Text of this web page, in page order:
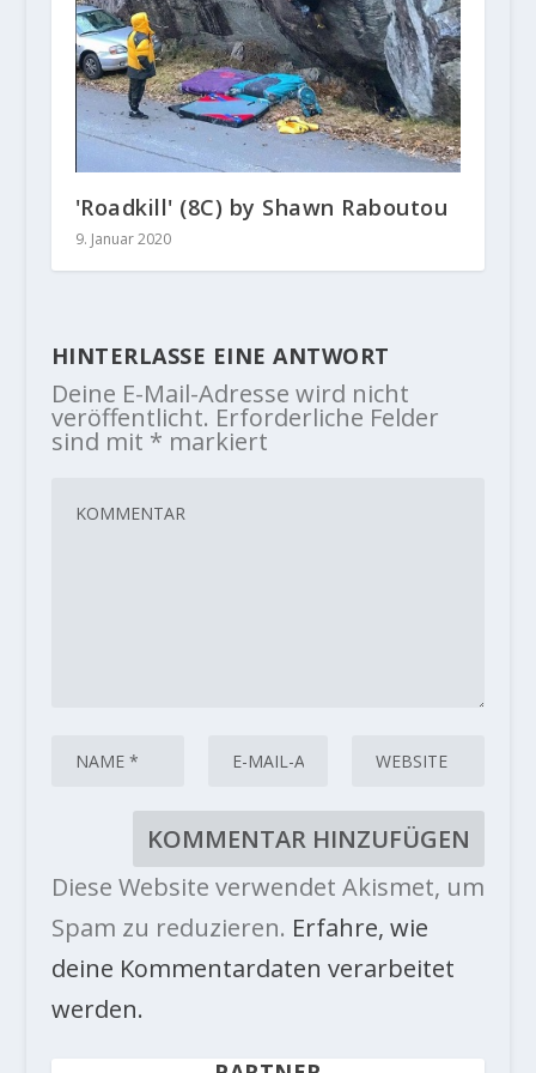
'Roadkill' (8C) by Shawn Raboutou
9. Januar 2020
HINTERLASSE EINE ANTWORT
Deine E-Mail-Adresse wird nicht
veröffentlicht. Erforderliche Felder
sind mit * markiert
Diese Website verwendet Akismet, um
Spam zu reduzieren. Erfahre, wie
deine Kommentardaten verarbeitet
werden.